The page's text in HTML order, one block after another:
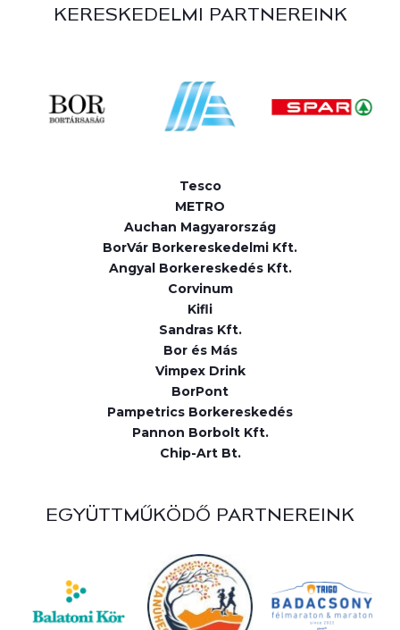
KERESKEDELMI PARTNEREINK
Tesco
METRO
Auchan Magyarország
BorVár Borkereskedelmi Kft.
Angyal Borkereskedés Kft.
Corvinum
Kifli
Sandras Kft.
Bor és Más
Vimpex Drink
BorPont
Pampetrics Borkereskedés
Pannon Borbolt Kft.
Chip-Art Bt.
EGYÜTTMŰKÖDŐ PARTNEREINK